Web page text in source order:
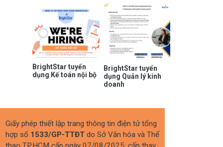
BrightStar tuyển
dụng Kế toán nội bộ
BrightStar tuyển
dụng Quản lý kinh
doanh
Giấy phép thiết lập trang thông tin điện tử tổng
hợp số 1533/GP-TTĐT do Sở Văn hóa và Thể